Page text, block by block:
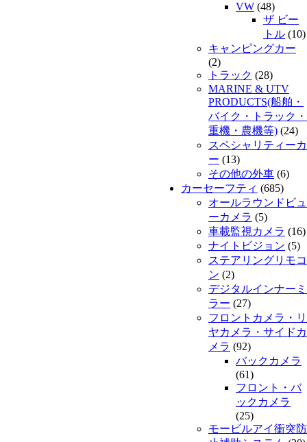
VW (48)
ザ ビー
トル (10)
キャンピングカー
(2)
トラック (28)
MARINE & UTV
PRODUCTS(船舶・
バイク・トラック・
重機・農機等) (24)
スペシャリティーカ
ー (13)
その他の外車 (6)
カーセーフティ (685)
オールラウンドビュ
ーカメラ (5)
車載監視カメラ (16)
ナイトビジョン (5)
ステアリングリモコ
ン (2)
デジタルインナーミ
ラー (27)
フロントカメラ・リ
ヤカメラ・サイドカ
メラ (92)
バックカメラ
(61)
フロント・バ
ックカメラ
(25)
モービルアイ衝突防